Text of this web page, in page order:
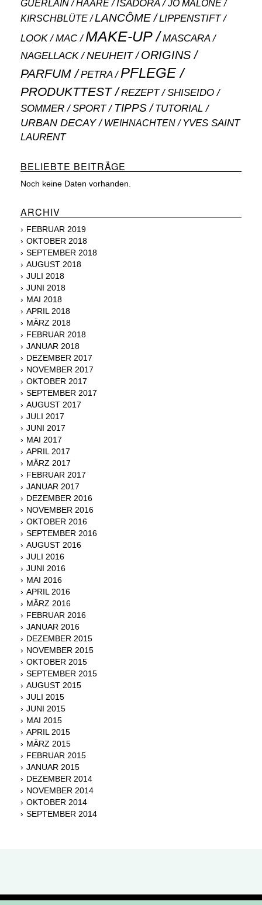
GUERLAIN HAARE ISADORA JO MALONE
KIRSCHBLÜTE LANCÔME LIPPENSTIFT
LOOK MAC MAKE-UP MASCARA
NAGELLACK NEUHEIT ORIGINS
PARFUM PETRA PFLEGE
PRODUKTTEST REZEPT SHISEIDO
SOMMER SPORT TIPPS TUTORIAL
URBAN DECAY WEIHNACHTEN
YVES SAINT
LAURENT
BELIEBTE BEITRÄGE
Noch keine Daten vorhanden.
ARCHIV
FEBRUAR 2019
OKTOBER 2018
SEPTEMBER 2018
AUGUST 2018
JULI 2018
JUNI 2018
MAI 2018
APRIL 2018
MÄRZ 2018
FEBRUAR 2018
JANUAR 2018
DEZEMBER 2017
NOVEMBER 2017
OKTOBER 2017
SEPTEMBER 2017
AUGUST 2017
JULI 2017
JUNI 2017
MAI 2017
APRIL 2017
MÄRZ 2017
FEBRUAR 2017
JANUAR 2017
DEZEMBER 2016
NOVEMBER 2016
OKTOBER 2016
SEPTEMBER 2016
AUGUST 2016
JULI 2016
JUNI 2016
MAI 2016
APRIL 2016
MÄRZ 2016
FEBRUAR 2016
JANUAR 2016
DEZEMBER 2015
NOVEMBER 2015
OKTOBER 2015
SEPTEMBER 2015
AUGUST 2015
JULI 2015
JUNI 2015
MAI 2015
APRIL 2015
MÄRZ 2015
FEBRUAR 2015
JANUAR 2015
DEZEMBER 2014
NOVEMBER 2014
OKTOBER 2014
SEPTEMBER 2014